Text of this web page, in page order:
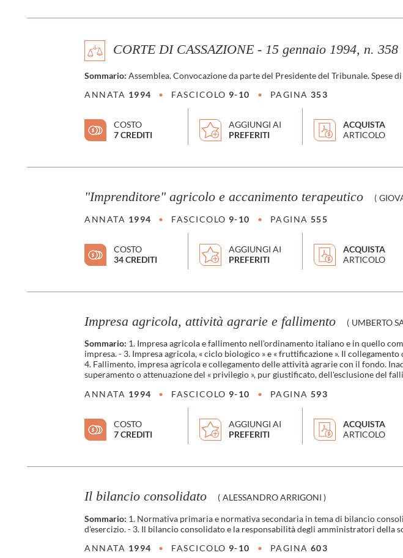
CORTE DI CASSAZIONE - 15 gennaio 1994, n. 358
Sommario: Assemblea. Convocazione da parte del Presidente del Tribunale. Spese
ANNATA 1994 • FASCICOLO 9-10 • PAGINA353
COSTO
7 CREDITI
AGGIUNGI AI
PREFERITI
ACQUISTA
ARTICOLO
"Imprenditore" agricolo e accanimento terapeutico (
ANNATA 1994 • FASCICOLO 9-10 • PAGINA555
COSTO
34 CREDITI
AGGIUNGI AI
PREFERITI
ACQUISTA
ARTICOLO
Impresa agricola, attività agrarie e fallimento ( UMBERTO
Sommario: 1. Impresa agricola e fallimento nell'ordinamento italiano e in quello
impresa. - 3. Impresa agricola, « ciclo biologico » e « fruttificazione ». Il
4. Fallimento, impresa agricola e collegamento delle attività agrarie con il fondo.
superamento o attenuazione del « privilegio », pur giustificato, dell'esclusione del
ANNATA 1994 • FASCICOLO 9-10 • PAGINA593
COSTO
7 CREDITI
AGGIUNGI AI
PREFERITI
ACQUISTA
ARTICOLO
Il bilancio consolidato ( ALESSANDRO ARRIGONI )
Sommario: 1. Normativa primaria e normativa secondaria in tema di bilancio
d'esercizio. - 3. Il bilancio consolidato e la responsabilità degli amministratori della
ANNATA 1994 • FASCICOLO 9-10 • PAGINA603